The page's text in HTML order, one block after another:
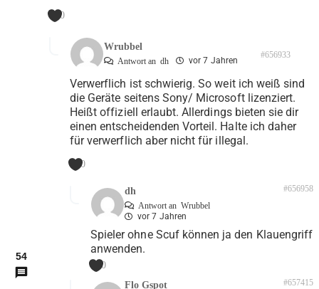
0
Wrubbel
Antwort an dh vor 7 Jahren
#656933
Verwerflich ist schwierig. So weit ich weiß sind
die Geräte seitens Sony/ Microsoft lizenziert.
Heißt offiziell erlaubt. Allerdings bieten sie dir
einen entscheidenden Vorteil. Halte ich daher
für verwerflich aber nicht für illegal.
0
dh
Antwort an Wrubbel
vor 7 Jahren
#656958
Spieler ohne Scuf können ja den Klauengriff
anwenden.
0
Flo Gspot
#657415
54